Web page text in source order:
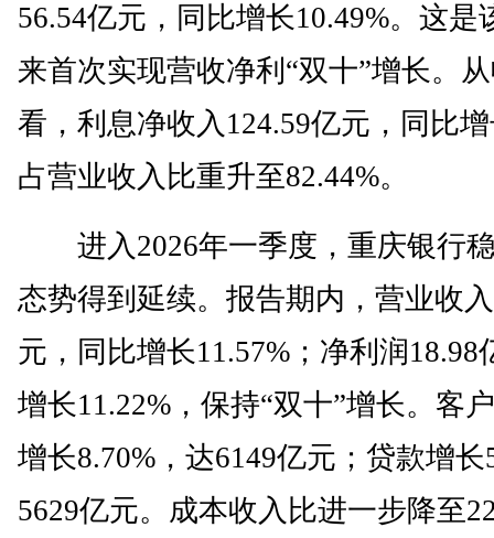
56.54亿元，同比增长10.49%。这是
来首次实现营收净利“双十”增长。
看，利息净收入124.59亿元，同比
占营业收入比重升至82.44%。
进入2026年一季度，重庆银行
态势得到延续。报告期内，营业收
元，同比增长11.57%；净利润18.98
增长11.22%，保持“双十”增长。客
增长8.70%，达6149亿元；贷款增长
5629亿元。成本收入比进一步降至